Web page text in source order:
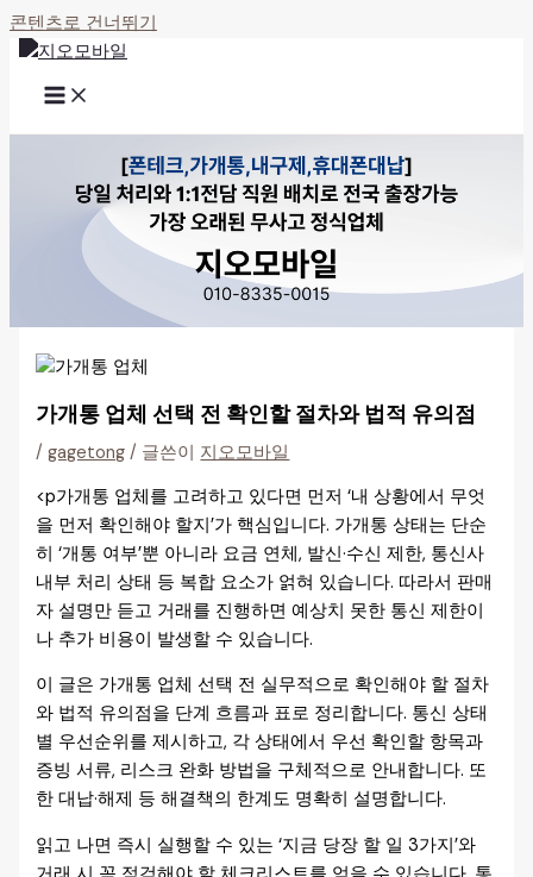
콘텐츠로 건너뛰기
가개통 업체 선택 전 확인할 절차와 법적 유의점
/gagetong / 글쓴이 지오모바일
<p가개통 업체를 고려하고 있다면 먼저 ‘내 상황에서 무엇
을 먼저 확인해야 할지’가 핵심입니다. 가개통 상태는 단순
히 ‘개통 여부’뿐 아니라 요금 연체, 발신·수신 제한, 통신사
내부 처리 상태 등 복합 요소가 얽혀 있습니다. 따라서 판매
자 설명만 듣고 거래를 진행하면 예상치 못한 통신 제한이
나 추가 비용이 발생할 수 있습니다.
이 글은 가개통 업체 선택 전 실무적으로 확인해야 할 절차
와 법적 유의점을 단계 흐름과 표로 정리합니다. 통신 상태
별 우선순위를 제시하고, 각 상태에서 우선 확인할 항목과
증빙 서류, 리스크 완화 방법을 구체적으로 안내합니다. 또
한 대납·해제 등 해결책의 한계도 명확히 설명합니다.
읽고 나면 즉시 실행할 수 있는 ‘지금 당장 할 일 3가지’와